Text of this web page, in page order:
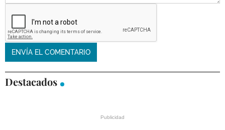
Destacados